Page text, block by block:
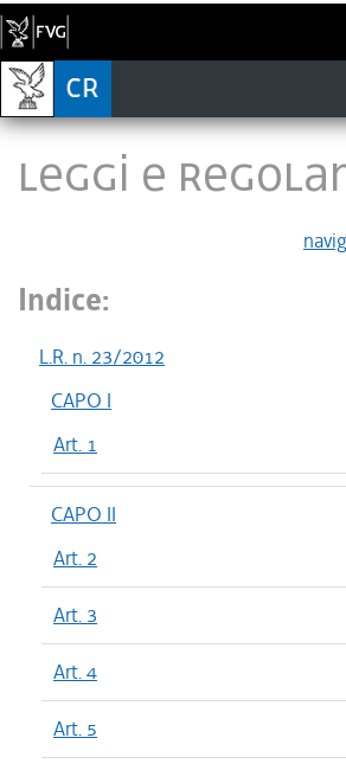
LEGGI E
Indice:
L.R. n. 23/2012
CAPO I
Art. 1
CAPO II
Art. 2
Art. 3
Art. 4
Art. 5